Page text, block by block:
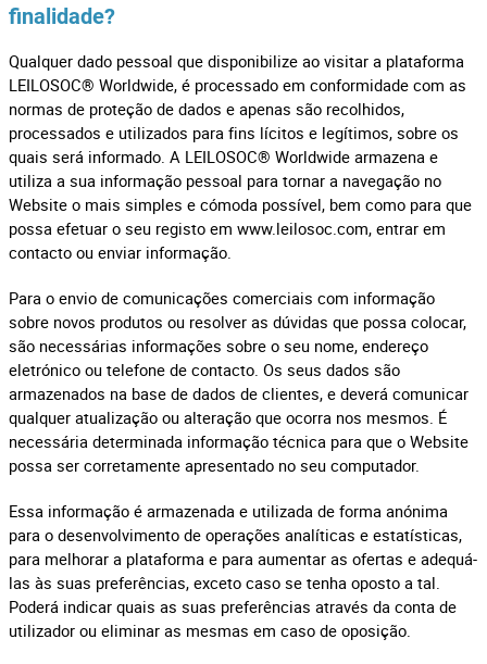
finalidade?
Qualquer dado pessoal que disponibilize ao visitar a plataforma
LEILOSOC® Worldwide, é processado em conformidade com as
normas de proteção de dados e apenas são recolhidos,
processados e utilizados para fins lícitos e legítimos, sobre os
quais será informado. A LEILOSOC® Worldwide armazena e
utiliza a sua informação pessoal para tornar a navegação no
Website o mais simples e cómoda possível, bem como para que
possa efetuar o seu registo em www.leilosoc.com, entrar em
contacto ou enviar informação.
Para o envio de comunicações comerciais com informação
sobre novos produtos ou resolver as dúvidas que possa colocar,
são necessárias informações sobre o seu nome, endereço
eletrónico ou telefone de contacto. Os seus dados são
armazenados na base de dados de clientes, e deverá comunicar
qualquer atualização ou alteração que ocorra nos mesmos. É
necessária determinada informação técnica para que o Website
possa ser corretamente apresentado no seu computador.
Essa informação é armazenada e utilizada de forma anónima
para o desenvolvimento de operações analíticas e estatísticas,
para melhorar a plataforma e para aumentar as ofertas e adequá-
las às suas preferências, exceto caso se tenha oposto a tal.
Poderá indicar quais as suas preferências através da conta de
utilizador ou eliminar as mesmas em caso de oposição.